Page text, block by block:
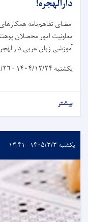
دارالهجره!
امضای تفاهم‌نامه
معاونیت امور محصلان
آموزشی زبان عربی
یکشنبه ۱۴۰۴/۱۲/۲۴ - ۱۴۴۷/۸/۲۶. . .
بیشتر
یکشنبه ۱۴۰۵/۳/۳ - ۱۳:۴۱